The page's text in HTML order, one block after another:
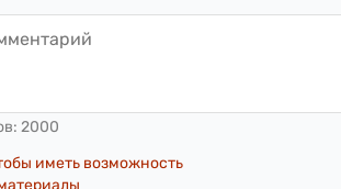
2000
иметь возможность